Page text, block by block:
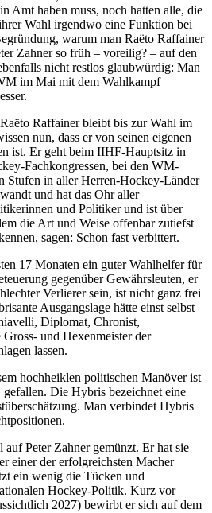
Amt haben muss, noch hatten alle, die
Wahl irgendwo eine Funktion bei
warum man Raëto Raffainer
Zahner so früh – voreilig? – auf den
nicht restlos glaubwürdig: Man
im Mai mit dem Wahlkampf
Raffainer bleibt bis zur Wahl im
nun, dass er von seinen eigenen
ist. Er geht beim IIHF-Hauptsitz in
Fachkongressen, bei den WM-
Stufen in aller Herren-Hockey-Länder
und hat das Ohr aller
und Politiker und ist über
die Art und Weise offenbar zutiefst
sagen: Schon fast verbittert.
17 Monaten ein guter Wahlhelfer für
gegenüber Gewährsleuten, er
Verlierer sein, ist nicht ganz frei
Ausgangslage hätte einst selbst
Diplomat, Chronist,
und Hexenmeister der
lassen.
hochheiklen politischen Manöver ist
Die Hybris bezeichnet eine
Man verbindet Hybris
Peter Zahner gemünzt. Er hat sie
einer der erfolgreichsten Macher
ein wenig die Tücken und
Hockey-Politik. Kurz vor
2027) bewirbt er sich auf dem